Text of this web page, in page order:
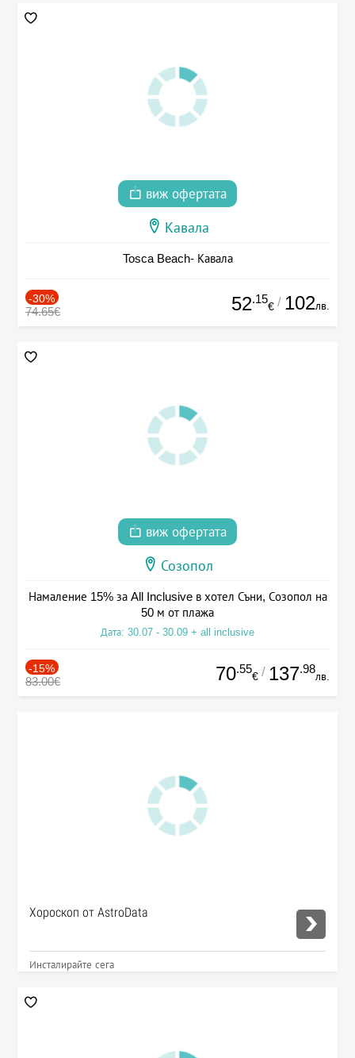
виж офертата
Кавала
Tosca Beach- Кавала
-30%
74.65€ 52.15
€ / 102лв.
виж офертата
Созопол
Намаление 15% за All Inclusive в хотел Съни, Созопол на
50 м от плажа
Дата: 30.07 - 30.09 + all inclusive
-15%
83.00€ 70.55
€ / 137.98
лв.
Хороскоп от AstroData
Инсталирайте сега